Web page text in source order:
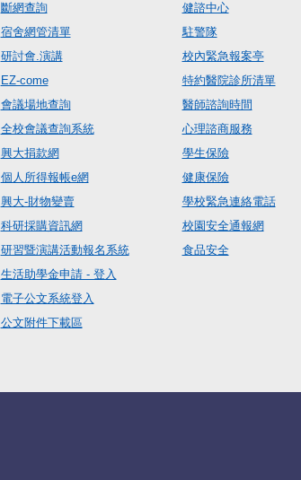
斷網查詢
宿舍網管清單
研討會.演講
EZ-come
會議場地查詢
全校會議查詢系統
興大捐款網
個人所得報帳e網
興大-財物變賣
科研採購資訊網
研習暨演講活動報名系統
生活助學金申請 - 登入
電子公文系統登入
公文附件下載區
健諮中心
駐警隊
校內緊急報案亭
特約醫院診所清單
醫師諮詢時間
心理諮商服務
學生保險
健康保險
學校緊急連絡電話
校園安全通報網
食品安全